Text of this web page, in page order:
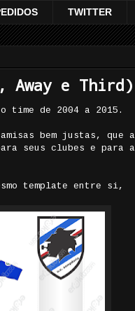
TWITTER
Away e Third)
time de 2004 a 2015.
bem justas, que a
seus clubes e para a
template entre si,